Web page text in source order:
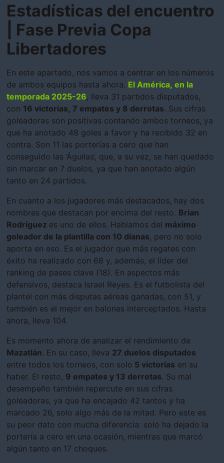
Estadísticas del encuentro
| Fase Previa Copa
Libertadores
En este apartado, nos vamos a centrar en los números
de ambos equipos hasta ahora. El América, en la
temporada 2025-26, lleva 31 partidos disputados,
con 16 victorias, 7 empates y 8 derrotas. Sus cifras
goleadoras son positivas contando ambos torneos, ya
que ha anotado 48 goles a favor y ha recibido 32 en
contra. Son 11 las porterías a cero que han
conseguido las ‘Águilas’, que, a su vez, se han quedado
sin marcar en 7 duelos, ya que han anotado algún
tanto en 24 partidos.
En cuanto a los jugadores más destacados, hay dos
nombres que destacan por encima del resto. Brian
Rodríguez es uno de ellos. Hablamos del máximo
goleador de la plantilla con 10 dianas, pero no solo
aporta en eso. Es el jugador que más regates con
éxito ha realizado con 68 y, además, el líder del
ranking de pases clave (18). En aspectos más
defensivos, destaca Israel Reyes. Es el futbolista del
plantel con más disputas aéreas ganadas, con 51, y
también es el mejor en balones interceptados. Hasta
ahora, lleva 104.
Es momento ahora de analizar el rendimiento de
Mazatlán. En su caso, lleva 27 duelos disputados
entre todos los torneos, con solo 5 victorias en su
haber. El resto, 9 empates y 13 derrotas. Su mal
desempeño también repercute en sus cifras
goleadoras, ya que ha encajado 42 tantos y ha
marcado 26, solo algo más de la mitad. Pero este es
su peor dato con mucha diferencia: solo ha dejado la
portería a cero en una ocasión, mientras que marcó
algún tanto en 17 choques.